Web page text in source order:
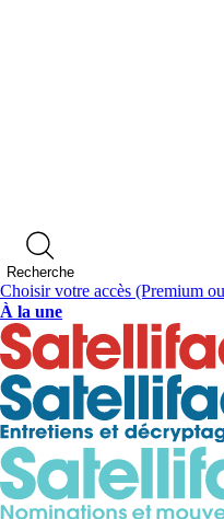
Recherche
Choisir votre accès (Premium
À la une